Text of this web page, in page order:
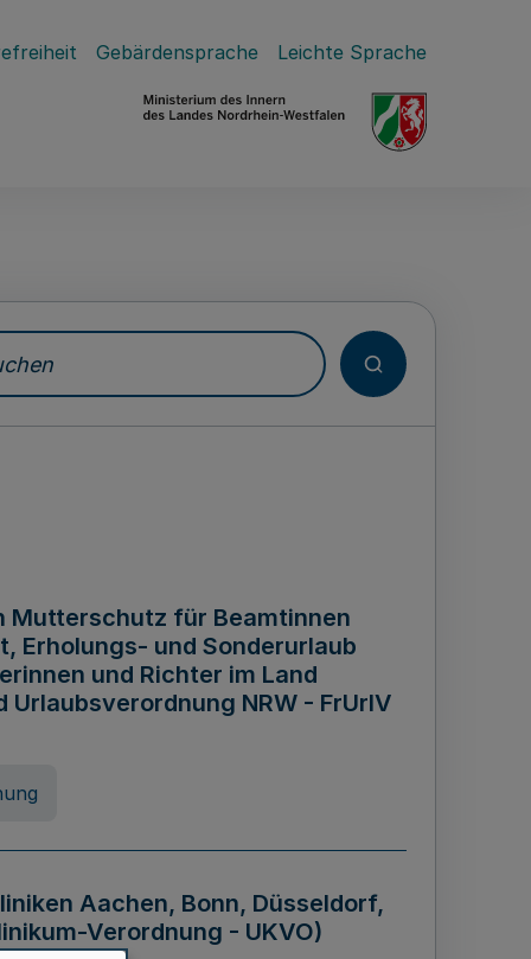
Gebärdensprache Leichte Sprache
Mutterschutz für Beamtinnen
Erholungs- und Sonderurlaub
und Richter im Land
NRW - FrUrlV
Aachen, Bonn, Düsseldorf,
Verordnung - UKVO)